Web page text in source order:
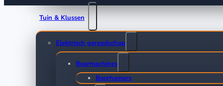
Tuin & Klussen
Elektrisch gereedschap
Boormachines
Boorhamers